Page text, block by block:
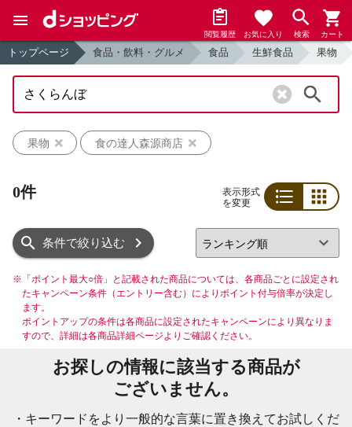
閲覧履歴 お気に入り 検索 カート
トップページ 食品・飲料・グルメ 食品 生鮮食品 果物
果物
食の達人森源商店
0件
表示形式
を変更
条件で絞り込む
※ 「ポイント最大○倍」と記載された商品については、各商品ごとに設定され
たキャンペーン条件（エントリー含む）によりポイント付与倍率が決定し
ます。
ポイントアップの条件は各商品に設定されたキャンペーンにより異なりま
すので、詳細は各商品詳細ページよりご確認ください。
お探しの情報に該当する商品が
ございません。
・キーワードをより一般的な言葉に置き換えてお試しくだ